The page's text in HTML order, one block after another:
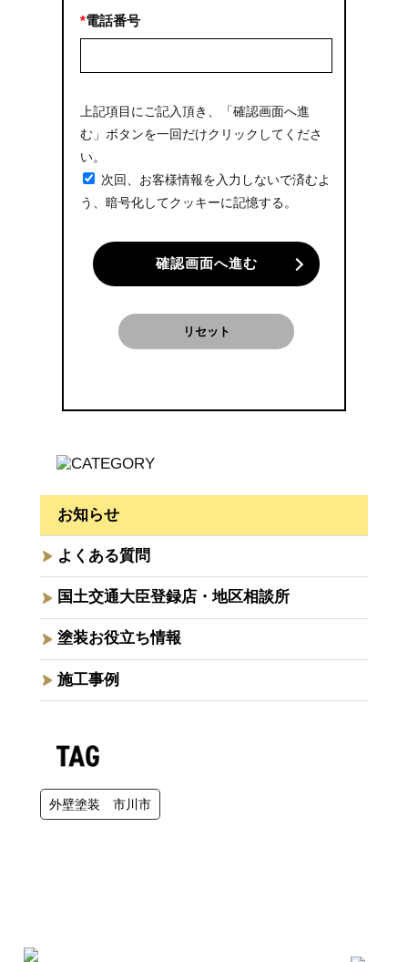
*電話番号
上記項目にご記入頂き、「確認画面へ進
む」ボタンを一回だけクリックしてくださ
い。
次回、お客様情報を入力しないで済むよ
う、暗号化してクッキーに記憶する。
確認画面へ進む
リセット
お知らせ
よくある質問
国土交通大臣登録店・地区相談所
塗装お役立ち情報
施工事例
外壁塗装 市川市